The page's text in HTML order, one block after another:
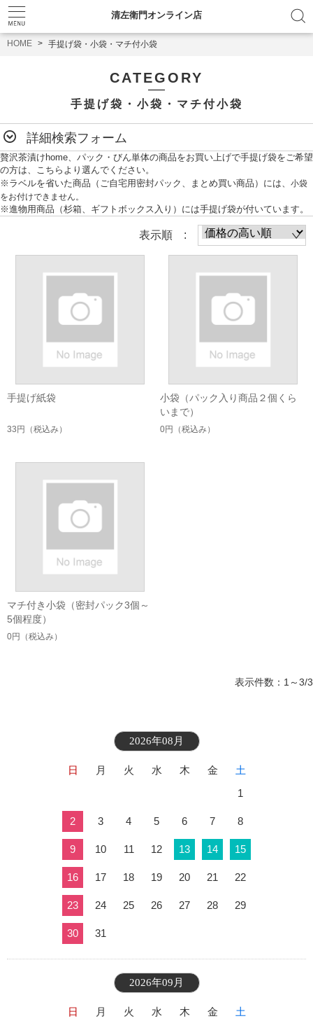
清左衛門オンライン店
HOME 手提げ袋・小袋・マチ付小袋
CATEGORY
手提げ袋・小袋・マチ付小袋
詳細検索フォーム
贅沢茶漬けhome、パック・びん単体の商品をお買い上げで手提げ袋をご希望
の方は、こちらより選んでください。
※ラベルを省いた商品（ご自宅用密封パック、まとめ買い商品）には、 小袋
をお付けできません。
※進物用商品（杉箱、ギフトボックス入り）には手提げ袋が付いています。
表示順 :
手提げ紙袋
33円 （税込み）
小袋（パック入り商品２個くら
いまで）
0円 （税込み）
マチ付き小袋（密封パック3個～
5個程度）
0円 （税込み）
表示件数：1～3/3
2026年08月
日 月 火 水 木 金
土
1
2 3 4 5 6 7 8
9 10 11 12 13 14 15
16 17 18 19 20 21 22
23 24 25 26 27 28 29
30 31
2026年09月
日 月 火 水 木 金
土